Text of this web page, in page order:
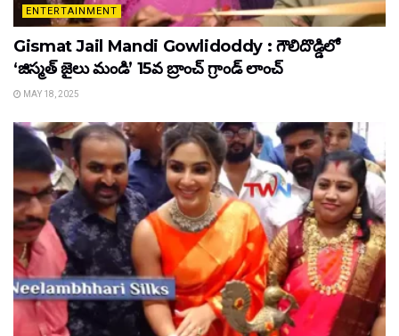
ENTERTAINMENT
Gismat Jail Mandi Gowlidoddy : గౌలిదొడ్డిలో
‘జిస్మత్ జైలు మండి’ 15వ బ్రాంచ్ గ్రాండ్ లాంచ్
MAY 18, 2025